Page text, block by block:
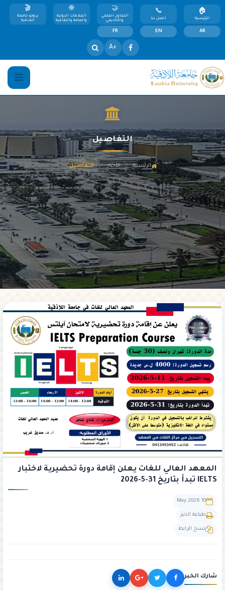
الرئيسية اتصل بنا
التعاون العلمي
والأكاديمي
العلاقات الدولية
والعامة والثقافية
برومو جامعة
اللاذقية
AR
EN
FR
+A
التفاصيل
الرئيسية / الأخبار / التفاصيل
المعهد العالي للغات يعلن إقامة دورة تحضيرية لاختبار
IELTS تبدأ بتاريخ 31-5-2026
10 May 2026
طباعة الخبر
نسخ الرابط
شارك الخبر